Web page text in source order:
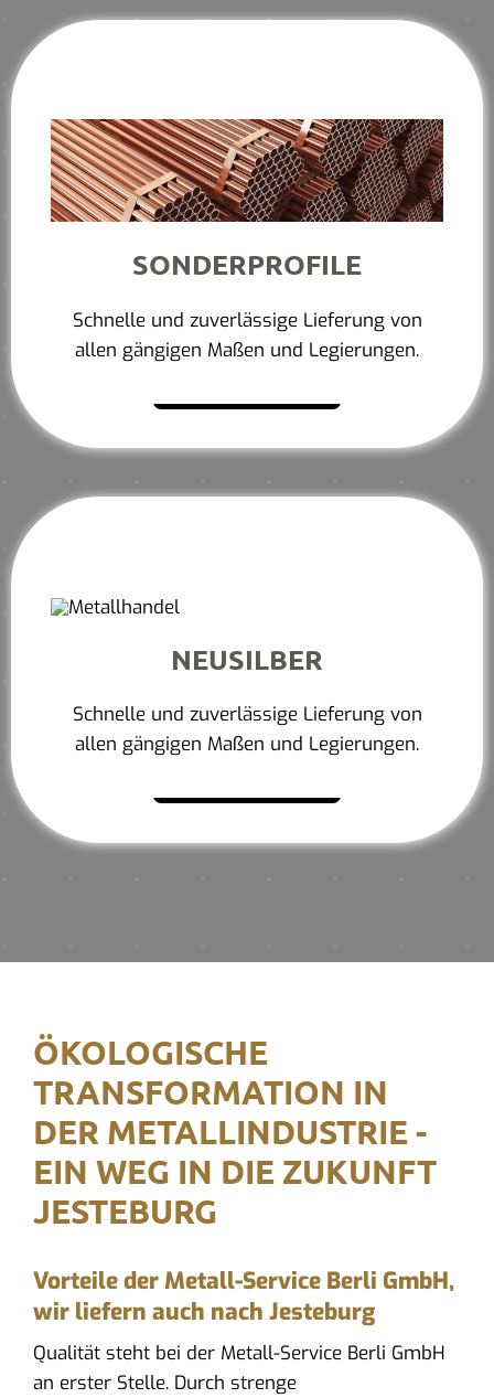
SONDERPROFILE
Schnelle und zuverlässige Lieferung von
allen gängigen Maßen und Legierungen.
NEUSILBER
Schnelle und zuverlässige Lieferung von
allen gängigen Maßen und Legierungen.
ÖKOLOGISCHE
TRANSFORMATION IN
DER METALLINDUSTRIE -
EIN WEG IN DIE ZUKUNFT
JESTEBURG
Vorteile der Metall-Service Berli GmbH,
wir liefern auch nach Jesteburg
Qualität steht bei der Metall-Service Berli GmbH
an erster Stelle. Durch strenge